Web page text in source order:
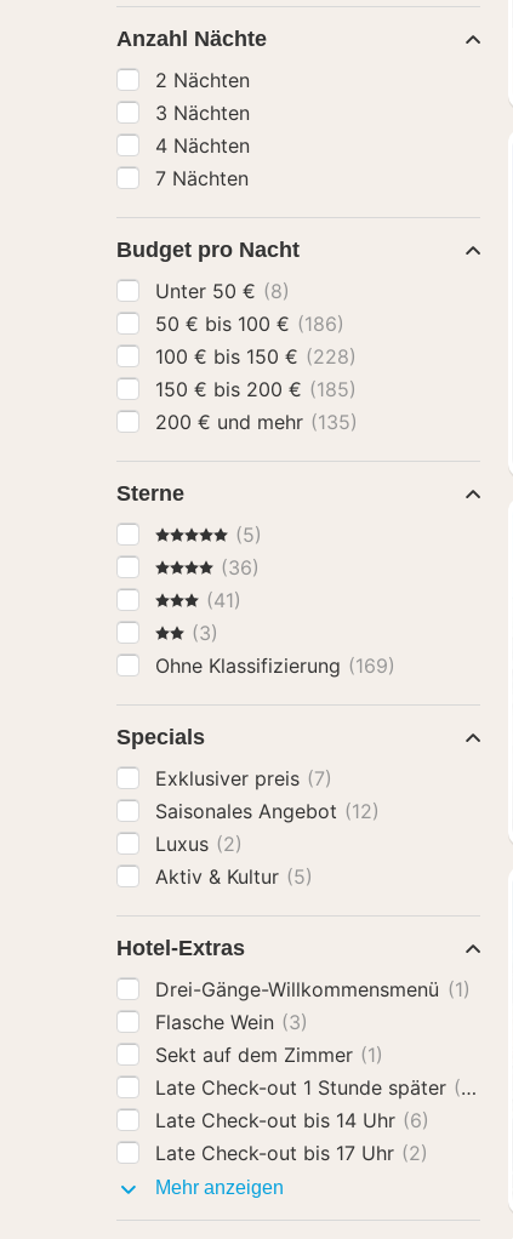
Anzahl Nächte
2 Nächten
3 Nächten
4 Nächten
7 Nächten
Budget pro Nacht
Unter 50 € (8)
50 € bis 100 € (186)
100 € bis 150 € (228)
150 € bis 200 € (185)
200 € und mehr (135)
Sterne
5 Sterne (5)
4 Sterne(36)
3 Sterne
(41)
2 Sterne
(3)
Ohne Klassifizierung (169)
Specials
Exklusiver preis (7)
Saisonales Angebot (12)
Luxus (2)
Aktiv & Kultur (5)
Hotel-Extras
Drei-Gänge-Willkommensmenü (1)
Flasche Wein (3)
Sekt auf dem Zimmer (1)
Late Check-out 1 Stunde später (5)
Late Check-out bis 14 Uhr (6)
Late Check-out bis 17 Uhr (2)
Mehr anzeigen